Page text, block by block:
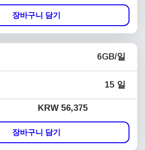
장바구니 담기
6GB/일
15 일
KRW 56,375
장바구니 담기